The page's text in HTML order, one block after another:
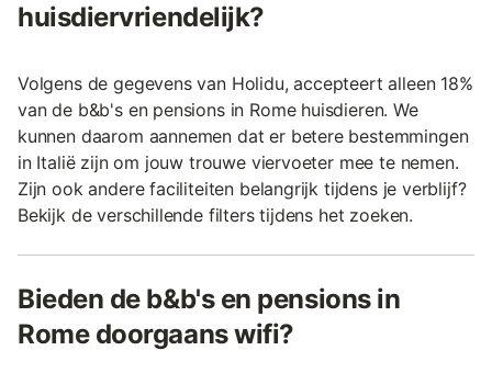
huisdiervriendelijk?
Volgens de gegevens van Holidu, accepteert alleen 18%
van de b&b's en pensions in Rome huisdieren. We
kunnen daarom aannemen dat er betere bestemmingen
in Italië zijn om jouw trouwe viervoeter mee te nemen.
Zijn ook andere faciliteiten belangrijk tijdens je verblijf?
Bekijk de verschillende filters tijdens het zoeken.
Bieden de b&b's en pensions in
Rome doorgaans wifi?